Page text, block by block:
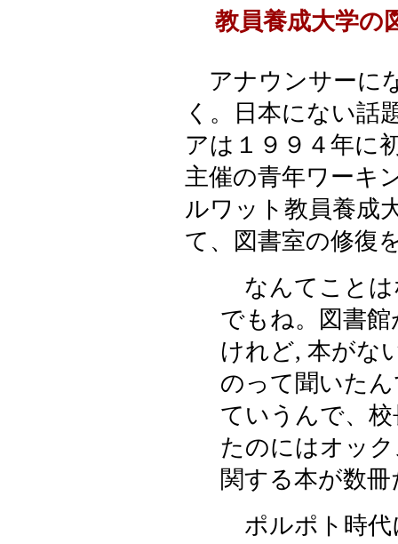
教員養成大学の
アナウンサーに
く。日本にない話
アは１９９４年に
主催の青年ワーキ
ルワット教員養成
て、図書室の修復
なんてことは
でもね。図書
けれど, 本がな
のって聞いた
ていうんで、
たのにはオッ
関する本が数
ポルポト時代